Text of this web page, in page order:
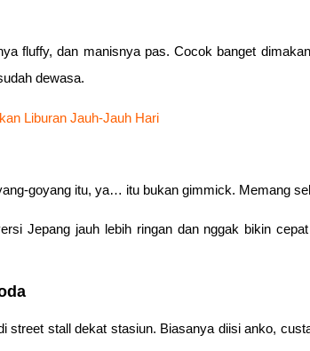
fluffy, dan manisnya pas. Cocok banget
dewasa.
Liburan Jauh-Jauh Hari
goyang itu, ya… itu bukan gimmick. Memang
Jepang jauh lebih ringan dan nggak bikin
street stall dekat stasiun. Biasanya diisi anko,